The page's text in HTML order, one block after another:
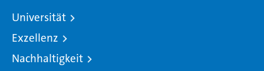
Universität
Exzellenz
Nachhaltigkeit